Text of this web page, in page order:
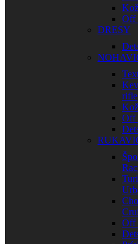
Off
DRESY
rifle
Off
Off